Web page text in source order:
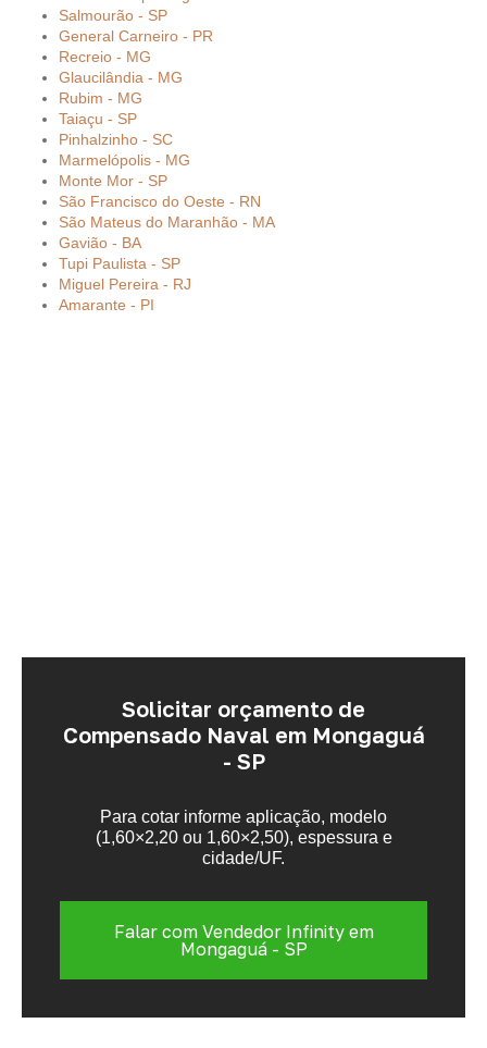
Salmourão - SP
General Carneiro - PR
Recreio - MG
Glaucilândia - MG
Rubim - MG
Taiaçu - SP
Pinhalzinho - SC
Marmelópolis - MG
Monte Mor - SP
São Francisco do Oeste - RN
São Mateus do Maranhão - MA
Gavião - BA
Tupi Paulista - SP
Miguel Pereira - RJ
Amarante - PI
Solicitar orçamento de
Compensado Naval em Mongaguá
- SP
Para cotar informe aplicação, modelo
(1,60×2,20 ou 1,60×2,50), espessura e
cidade/UF.
Falar com Vendedor Infinity em
Mongaguá - SP